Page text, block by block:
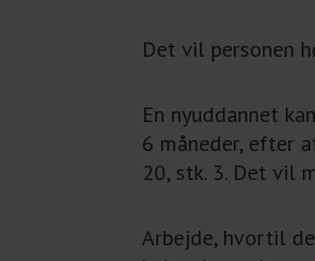
Det vil personen
En nyuddannet
6 måneder, efter
20, stk. 3. Det vil
Arbejde, hvortil